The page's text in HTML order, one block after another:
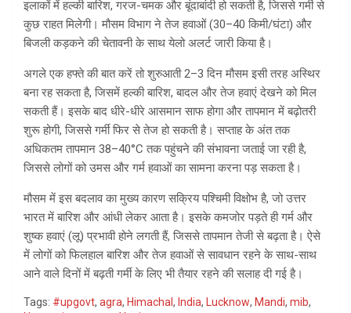
इलाकों में हल्की बारिश, गरज-चमक और बूंदाबांदी हो सकती है, जिससे गर्मी से
कुछ राहत मिलेगी। मौसम विभाग ने तेज हवाओं (30–40 किमी/घंटा) और
बिजली कड़कने की चेतावनी के साथ येलो अलर्ट जारी किया है।
अगले एक हफ्ते की बात करें तो शुरुआती 2–3 दिन मौसम इसी तरह अस्थिर
बना रह सकता है, जिसमें हल्की बारिश, बादल और तेज हवाएं देखने को मिल
सकती हैं। इसके बाद धीरे-धीरे आसमान साफ होगा और तापमान में बढ़ोतरी
शुरू होगी, जिससे गर्मी फिर से तेज हो सकती है। सप्ताह के अंत तक
अधिकतम तापमान 38–40°C तक पहुंचने की संभावना जताई जा रही है,
जिससे लोगों को उमस और गर्म हवाओं का सामना करना पड़ सकता है।
मौसम में इस बदलाव का मुख्य कारण सक्रिय पश्चिमी विक्षोभ है, जो उत्तर
भारत में बारिश और आंधी लेकर आता है। इसके कमजोर पड़ते ही गर्म और
शुष्क हवाएं (लू) प्रभावी होने लगती हैं, जिससे तापमान तेजी से बढ़ता है। ऐसे
में लोगों को फिलहाल बारिश और तेज हवाओं से सावधान रहने के साथ-साथ
आने वाले दिनों में बढ़ती गर्मी के लिए भी तैयार रहने की सलाह दी गई है।
Tags: #upgovt, agra, Himachal , India, Lucknow, Mandi, mib,